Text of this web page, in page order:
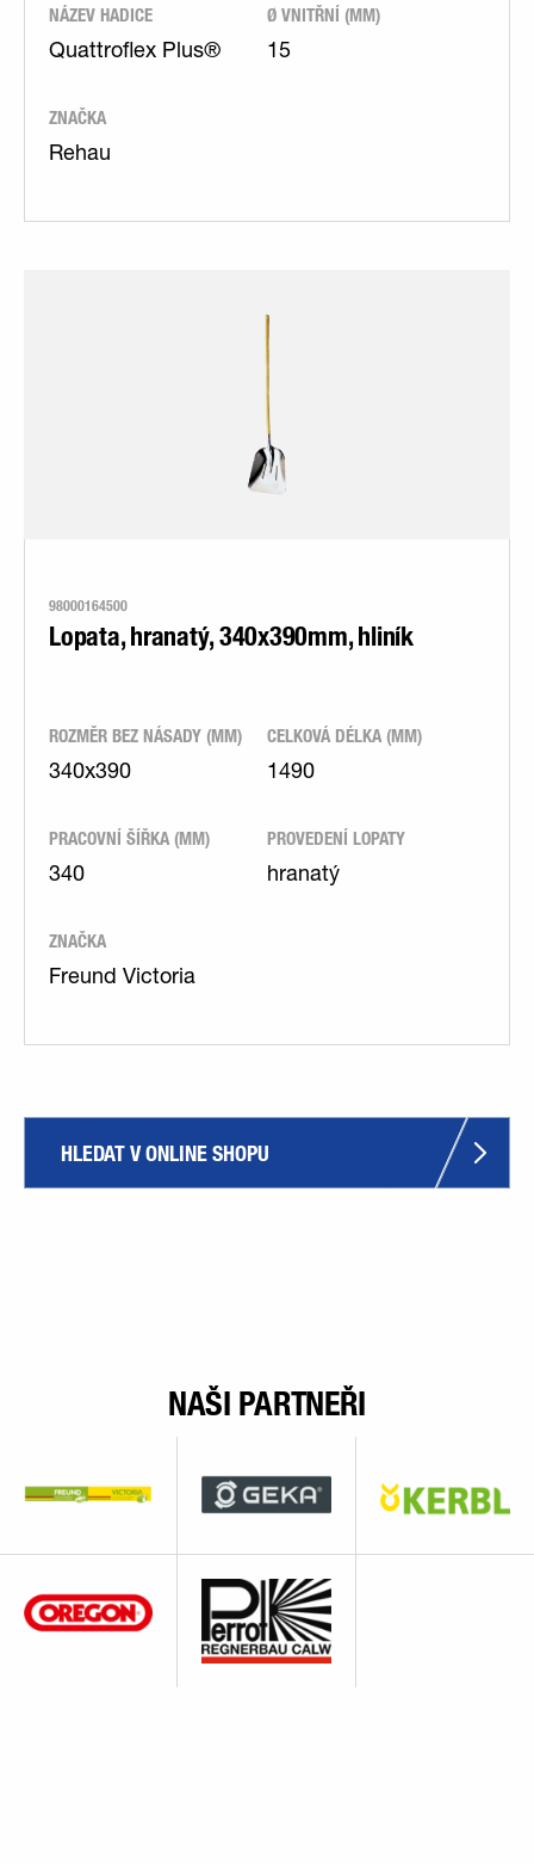
NÁZEV HADICE
Quattroflex Plus®
Ø VNITŘNÍ (MM)
15
ZNAČKA
Rehau
98000164500
Lopata, hranatý, 340x390mm, hliník
ROZMĚR BEZ NÁSADY (MM)
340x390
CELKOVÁ DÉLKA (MM)
1490
PRACOVNÍ ŠÍŘKA (MM)
340
PROVEDENÍ LOPATY
hranatý
ZNAČKA
Freund Victoria
HLEDAT V ONLINE SHOPU
NAŠI PARTNEŘI